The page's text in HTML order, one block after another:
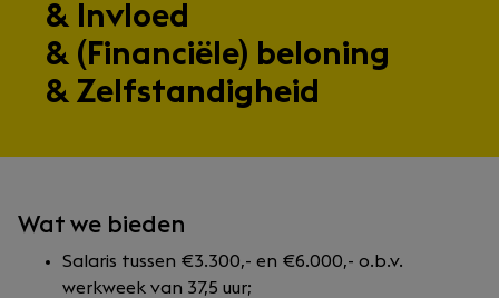
& Invloed
& (Financiële) beloning
& Zelfstandigheid
Wat we bieden
Salaris tussen €3.300,- en €6.000,- o.b.v.
werkweek van 37,5 uur;